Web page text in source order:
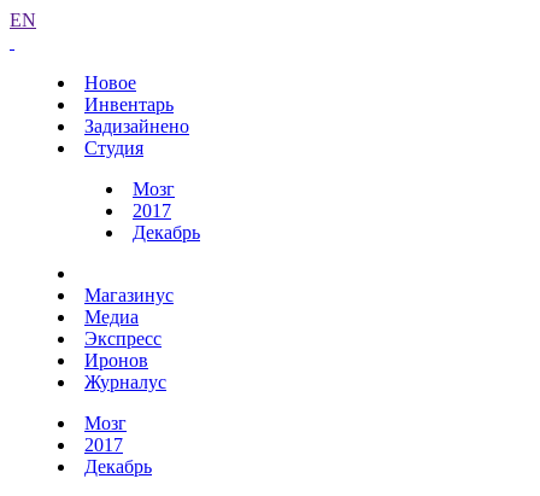
EN
Новое
Инвентарь
Задизайнено
Студия
Мозг
2017
Декабрь
Магазинус
Медиа
Экспресс
Иронов
Журналус
Мозг
2017
Декабрь